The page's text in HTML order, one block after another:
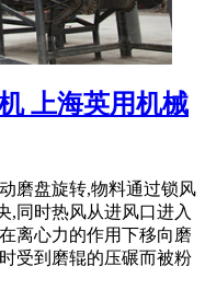
上海英用机械
磨盘旋转,物料通过锁风
,同时热风从进风口进入
离心力的作用下移向磨
受到磨辊的压碾而被粉